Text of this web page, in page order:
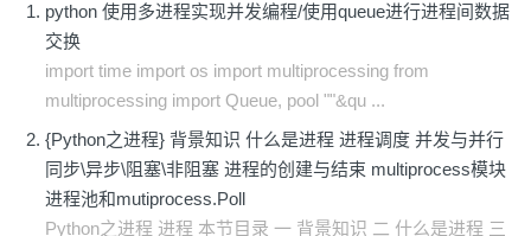
python 使用多进程实现并发编程/使用queue进行进程间数据
交换
import time import os import multiprocessing from
multiprocessing import Queue, pool ""&qu ...
{Python之进程} 背景知识 什么是进程 进程调度 并发与并行
同步\异步\阻塞\非阻塞 进程的创建与结束 multiprocess模块
进程池和mutiprocess.Poll
Python之进程 进程 本节目录 一 背景知识 二 什么是进程 三